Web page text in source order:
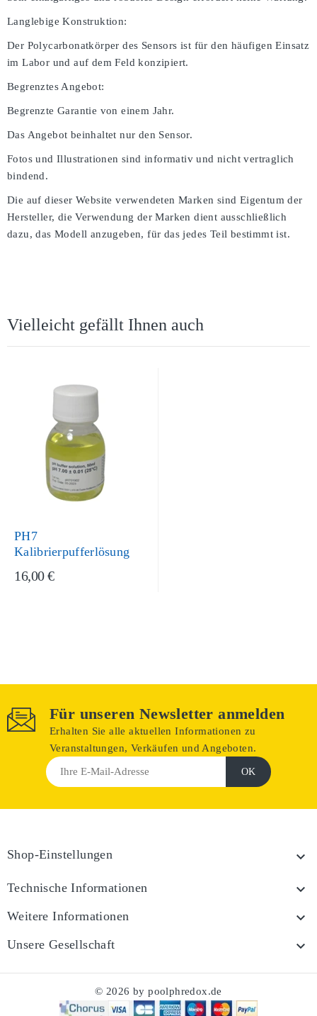
Langlebige Konstruktion:
Der Polycarbonatkörper des Sensors ist für den häufigen Einsatz
im Labor und auf dem Feld konzipiert.
Begrenztes Angebot:
Begrenzte Garantie von einem Jahr.
Das Angebot beinhaltet nur den Sensor.
Fotos und Illustrationen sind informativ und nicht vertraglich
bindend.
Die auf dieser Website verwendeten Marken sind Eigentum der
Hersteller, die Verwendung der Marken dient ausschließlich
dazu, das Modell anzugeben, für das jedes Teil bestimmt ist.
Vielleicht gefällt Ihnen auch
PH7
Kalibrierpufferlösung
16,00 €
Für unseren Newsletter anmelden
Erhalten Sie alle aktuellen Informationen zu
Veranstaltungen, Verkäufen und Angeboten.
Shop-Einstellungen 
Technische Informationen 
Weitere Informationen 
Unsere Gesellschaft 
© 2026 by poolphredox.de